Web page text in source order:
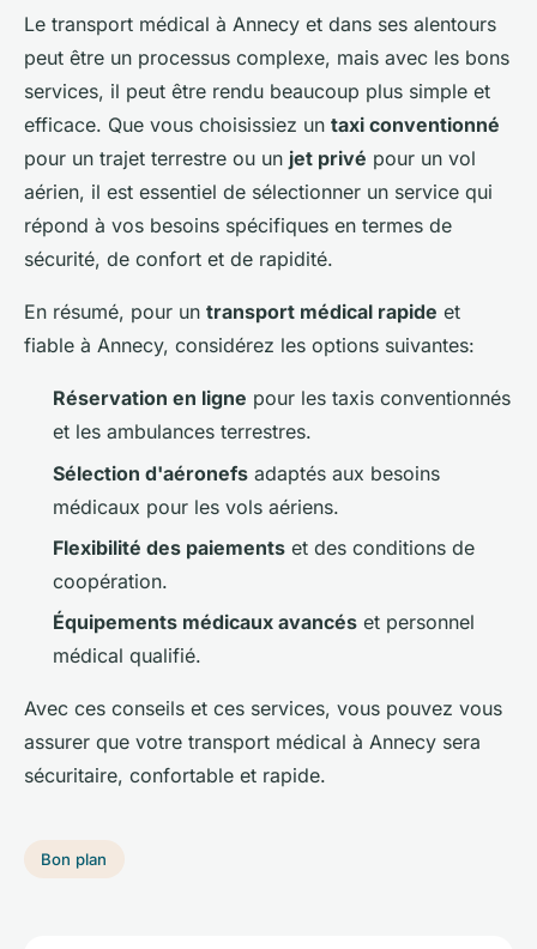
Le transport médical à Annecy et dans ses alentours
peut être un processus complexe, mais avec les bons
services, il peut être rendu beaucoup plus simple et
efficace. Que vous choisissiez un taxi conventionné
pour un trajet terrestre ou un jet privé pour un vol
aérien, il est essentiel de sélectionner un service qui
répond à vos besoins spécifiques en termes de
sécurité, de confort et de rapidité.
En résumé, pour un transport médical rapide et
fiable à Annecy, considérez les options suivantes:
Réservation en ligne pour les taxis conventionnés
et les ambulances terrestres.
Sélection d'aéronefs adaptés aux besoins
médicaux pour les vols aériens.
Flexibilité des paiements et des conditions de
coopération.
Équipements médicaux avancés et personnel
médical qualifié.
Avec ces conseils et ces services, vous pouvez vous
assurer que votre transport médical à Annecy sera
sécuritaire, confortable et rapide.
Bon plan